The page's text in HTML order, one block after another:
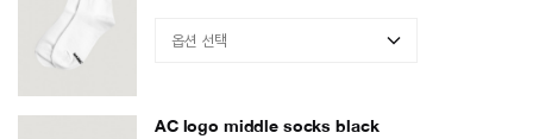
AC logo middle socks black